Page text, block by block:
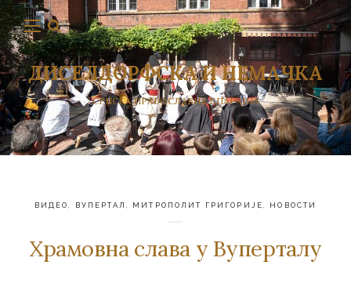
ДИСЕЛДОРФСКА И НЕМАЧКА
СРПСКА ПРАВОСЛАВНА ЕПАРХИЈА
ВИДЕО ВУПЕРТАЛ МИТРОПОЛИТ ГРИГОРИЈЕ НОВОСТИ
Храмовна слава у Вуперталу